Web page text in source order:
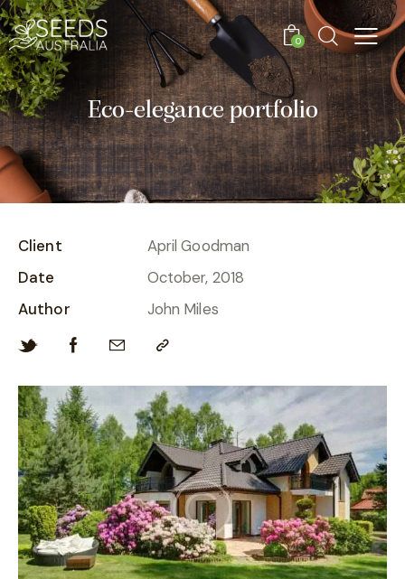
0
Eco-elegance portfolio
Client
April Goodman
Date
October, 2018
Author
John Miles